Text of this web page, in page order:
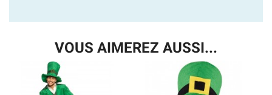
VOUS AIMEREZ AUSSI...